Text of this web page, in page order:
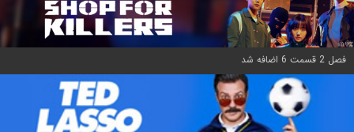
فصل 2 قسمت 6 اضافه شد